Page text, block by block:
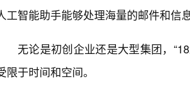
工智能助手能够处理海量的邮件和信
无论是初创企业还是大型集团，
限于时间和空间。